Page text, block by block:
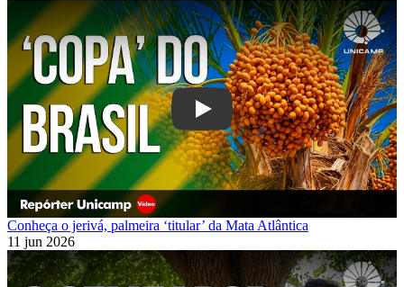
Play
Conheça o jerivá, palmeira ‘titular’ da Mata Atlântica
11 jun 2026